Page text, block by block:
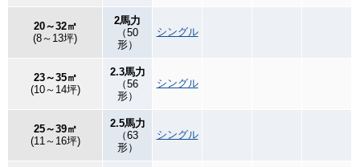
20～32㎡
(8～13坪)
2馬力
（50
形）
シングル
23～35㎡
(10～14坪)
2.3馬力
（56
形）
シングル
25～39㎡
(11～16坪)
2.5馬力
（63
形）
シングル